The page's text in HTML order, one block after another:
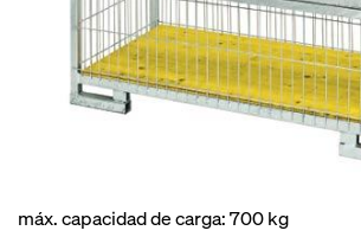
máx. capacidad de carga: 700 kg